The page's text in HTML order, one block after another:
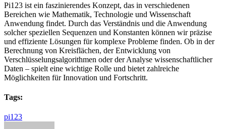
Pi123 ist ein faszinierendes Konzept, das in verschiedenen
Bereichen wie Mathematik, Technologie und Wissenschaft
Anwendung findet. Durch das Verständnis und die Anwendung
solcher speziellen Sequenzen und Konstanten können wir präzise
und effiziente Lösungen für komplexe Probleme finden. Ob in der
Berechnung von Kreisflächen, der Entwicklung von
Verschlüsselungsalgorithmen oder der Analyse wissenschaftlicher
Daten – spielt eine wichtige Rolle und bietet zahlreiche
Möglichkeiten für Innovation und Fortschritt.
Tags:
pi123